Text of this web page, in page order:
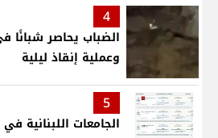
4
الضباب يحاصر شبانًا
وعملية إنقاذ ليلية
5